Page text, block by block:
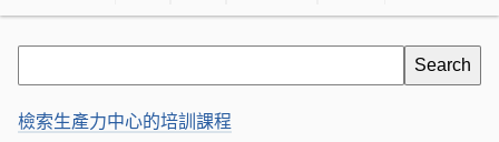
檢索生產力中心的培訓課程